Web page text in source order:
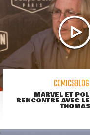
MARVEL ET
RENCONTRE AVEC
THOMAS